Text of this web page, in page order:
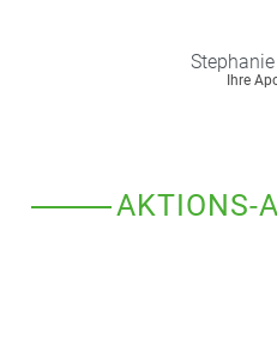
Stephanie
Ihre
AKTIONS-